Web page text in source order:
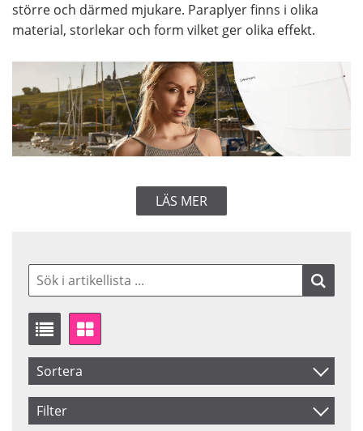
större och därmed mjukare. Paraplyer finns i olika
material, storlekar och form vilket ger olika effekt.
LÄS MER
Sortera
Artikelkod
Filter